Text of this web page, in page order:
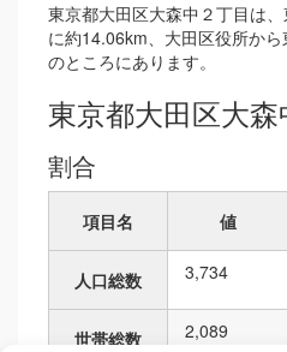
東京都大田区大森中２丁目は
に約14.06km、大田区役所か
のところにあります。
東京都大田区大
割合
項目名 値
人口総数 3,734
世帯総数 2,089